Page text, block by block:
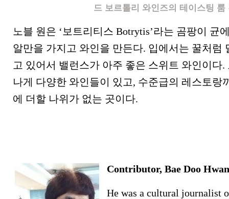
드 보르톨리 와인즈의 테이스팅 룸
노블 원은 ‘보트리티스 Botrytis’라는 곰팡이 균
알만을 가지고 와인을 만든다. 입에서는 꿀처럼
고 있어서 밸런스가 아주 좋은 스위트 와인이다
나게 다양한 와인들이 있고, 수준급의 레스토랑
에 더할 나위가 없는 곳이다.
Contributor, Bae Doo Hwan
He was a cultural journalist